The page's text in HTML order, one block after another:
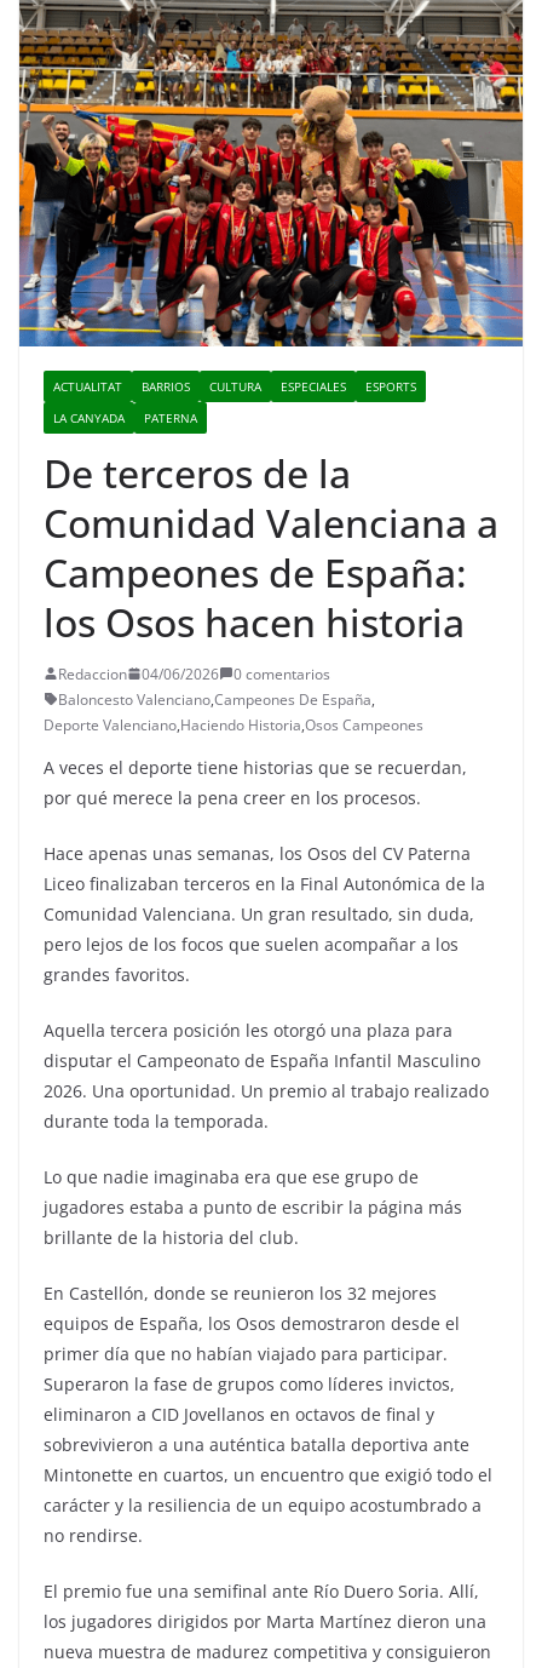
ACTUALITAT BARRIOS CULTURA ESPECIALES
ESPORTS
LA CANYADA
PATERNA
De terceros de la
Comunidad Valenciana a
Campeones de España:
los Osos hacen historia
Redaccion 04/06/2026
0 comentarios
Baloncesto Valenciano,Campeones De España,
Deporte Valenciano,Haciendo Historia,Osos Campeones
A veces el deporte tiene historias que se recuerdan,
por qué merece la pena creer en los procesos.
Hace apenas unas semanas, los Osos del CV Paterna
Liceo finalizaban terceros en la Final Autonómica de la
Comunidad Valenciana. Un gran resultado, sin duda,
pero lejos de los focos que suelen acompañar a los
grandes favoritos.
Aquella tercera posición les otorgó una plaza para
disputar el Campeonato de España Infantil Masculino
2026. Una oportunidad. Un premio al trabajo realizado
durante toda la temporada.
Lo que nadie imaginaba era que ese grupo de
jugadores estaba a punto de escribir la página más
brillante de la historia del club.
En Castellón, donde se reunieron los 32 mejores
equipos de España, los Osos demostraron desde el
primer día que no habían viajado para participar.
Superaron la fase de grupos como líderes invictos,
eliminaron a CID Jovellanos en octavos de final y
sobrevivieron a una auténtica batalla deportiva ante
Mintonette en cuartos, un encuentro que exigió todo el
carácter y la resiliencia de un equipo acostumbrado a
no rendirse.
El premio fue una semifinal ante Río Duero Soria. Allí,
los jugadores dirigidos por Marta Martínez dieron una
nueva muestra de madurez competitiva y consiguieron